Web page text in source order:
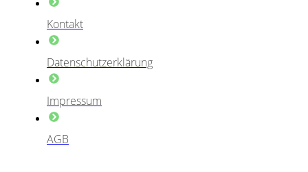
Kontakt
Datenschutzerklärung
Impressum
AGB